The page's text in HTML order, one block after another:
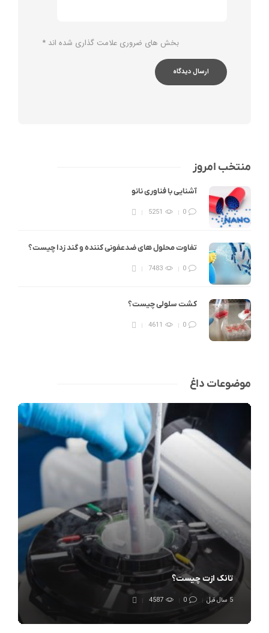
بخش های ضروری علامت گذاری شده اند *
منتخب امروز
آشنایی با فناوری نانو
0
5251
تفاوت محلول های ضدعفونی کننده و گند زدا چیست؟
0
7483
کشت سلولی چیست؟
0
4611
موضوعات داغ
تانک ازت چیست؟
5 سال قبل 0
4587